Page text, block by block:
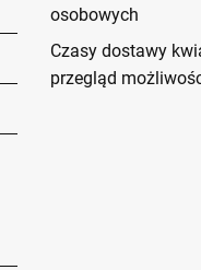
osobowych
Czasy dostawy
przegląd